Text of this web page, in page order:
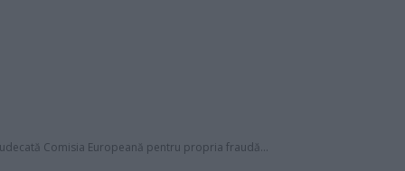
Comisia Europeană pentru propria fraudă...